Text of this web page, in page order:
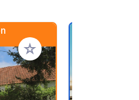
Ajouter à vos favoris